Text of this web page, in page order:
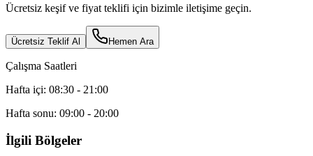
Ücretsiz keşif ve fiyat teklifi için bizimle iletişime geçin.
Ücretsiz Teklif Al Hemen Ara
Çalışma Saatleri
Hafta içi: 08:30 - 21:00
Hafta sonu: 09:00 - 20:00
İlgili Bölgeler